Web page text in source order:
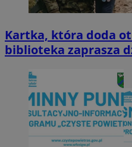
Kartka, która doda
biblioteka zaprasza